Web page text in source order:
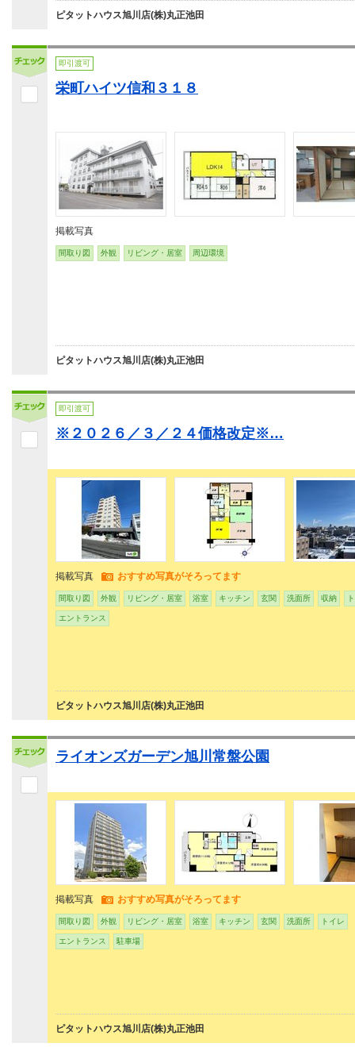
ピタットハウス旭川店(株)丸正池田
即引渡可
栄町ハイツ信和３１８
掲載写真
間取り図 外観 リビング・居室 周辺環境
ピタットハウス旭川店(株)丸正池田
即引渡可
※２０２６／３／２４価格改定※…
掲載写真 おすすめ写真がそろってます
間取り図 外観 リビング・居室 浴室 キッチン 玄関 洗面所 収納
エントランス
ピタットハウス旭川店(株)丸正池田
ライオンズガーデン旭川常盤公園
掲載写真 おすすめ写真がそろってます
間取り図 外観 リビング・居室 浴室 キッチン 玄関 洗面所 トイレ
エントランス 駐車場
ピタットハウス旭川店(株)丸正池田